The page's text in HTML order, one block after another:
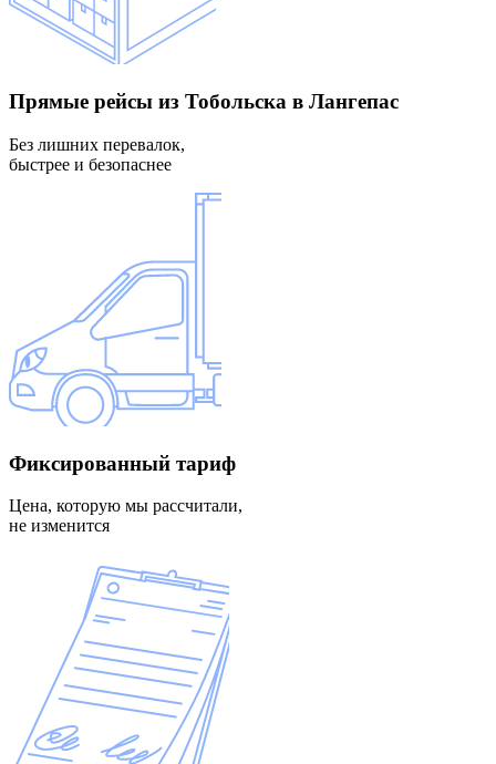
Прямые рейсы из Тобольска в Лангепас
Без лишних перевалок,
быстрее и безопаснее
Фиксированный тариф
Цена, которую мы рассчитали,
не изменится